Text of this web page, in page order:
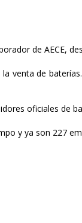
de AECE,
venta de
oficiales de
y ya son 227